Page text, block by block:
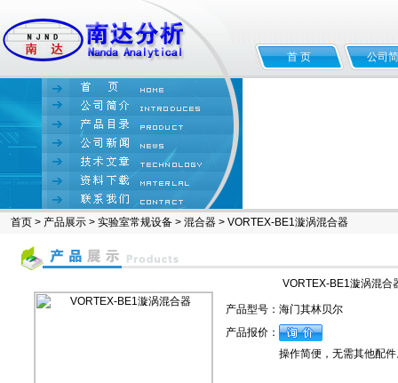
首 页 公司
首页 > 产品展示 > 实验室常规设备 > 混合器 > VORTEX-BE1漩涡混合器
VORTEX-BE1漩涡混合
产品型号： 海门其林贝尔
产品报价：
操作简便，无需其他配